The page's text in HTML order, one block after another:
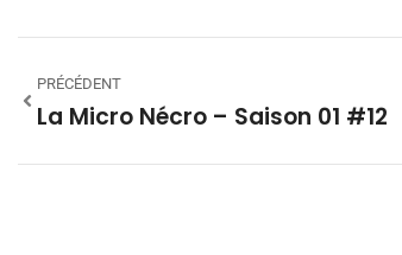
PRÉCÉDENT
La Micro Nécro – Saison 01 #12